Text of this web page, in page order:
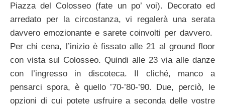
Piazza del Colosseo (fate un po’ voi). Decorato ed
arredato per la circostanza, vi regalerà una serata
davvero emozionante e sarete coinvolti per davvero.
Per chi cena, l’inizio è fissato alle 21 al ground floor
con vista sul Colosseo. Quindi alle 23 via alle danze
con l’ingresso in discoteca. Il cliché, manco a
pensarci spora, è quello ’70-’80-’90. Due, perciò, le
opzioni di cui potete usfruire a seconda delle vostre